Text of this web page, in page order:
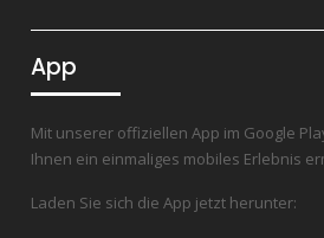
App
Mit unserer offiziellen App im Google
Ihnen ein einmaliges mobiles Erlebnis
Laden Sie sich die App jetzt herunter: